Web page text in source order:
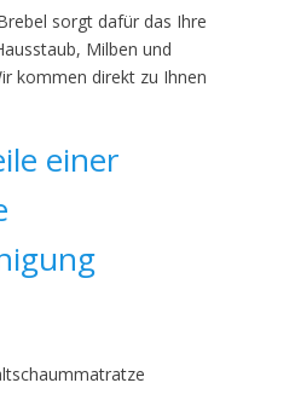
sorgt dafür das Ihre
Milben und
kommen direkt zu Ihnen
einer